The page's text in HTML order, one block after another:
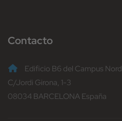
Contacto
Edificio B6 del Campus Nord
C/Jordi Girona, 1-3
08034 BARCELONA España